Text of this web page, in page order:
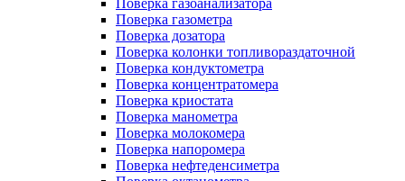
Поверка газоанализатора
Поверка газометра
Поверка дозатора
Поверка колонки топливораздаточной
Поверка кондуктометра
Поверка концентратомера
Поверка криостата
Поверка манометра
Поверка молокомера
Поверка напоромера
Поверка нефтеденсиметра